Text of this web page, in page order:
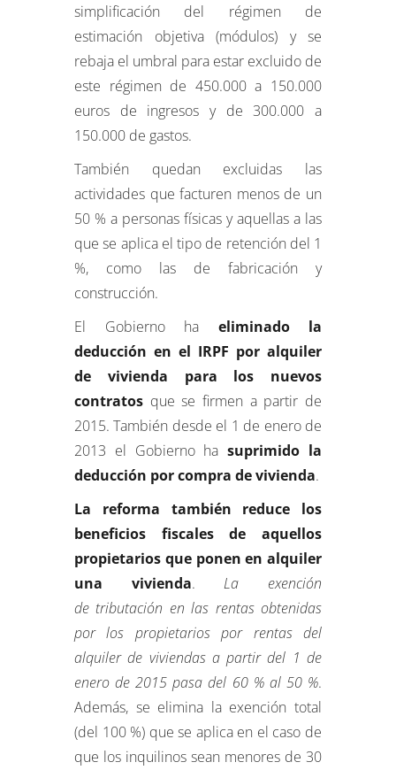
simplificación del régimen de
estimación objetiva (módulos) y se
rebaja el umbral para estar excluido de
este régimen de 450.000 a 150.000
euros de ingresos y de 300.000 a
150.000 de gastos.
También quedan excluidas las
actividades que facturen menos de un
50 % a personas físicas y aquellas a las
que se aplica el tipo de retención del 1
%, como las de fabricación y
construcción.
El Gobierno ha eliminado la
deducción en el IRPF por alquiler
de vivienda para los nuevos
contratos que se firmen a partir de
2015. También desde el 1 de enero de
2013 el Gobierno hasuprimido la
deducción por compra de vivienda.
La reforma también reduce los
beneficios fiscales de aquellos
propietarios que ponen en alquiler
una vivienda.La exención
de tributación en las rentas obtenidas
por los propietarios por rentas del
alquiler de viviendas a partir del 1 de
enero de 2015 pasa del 60 % al 50 %.
Además, se elimina la exención total
(del 100 %) que se aplica en el caso de
que los inquilinos sean menores de 30